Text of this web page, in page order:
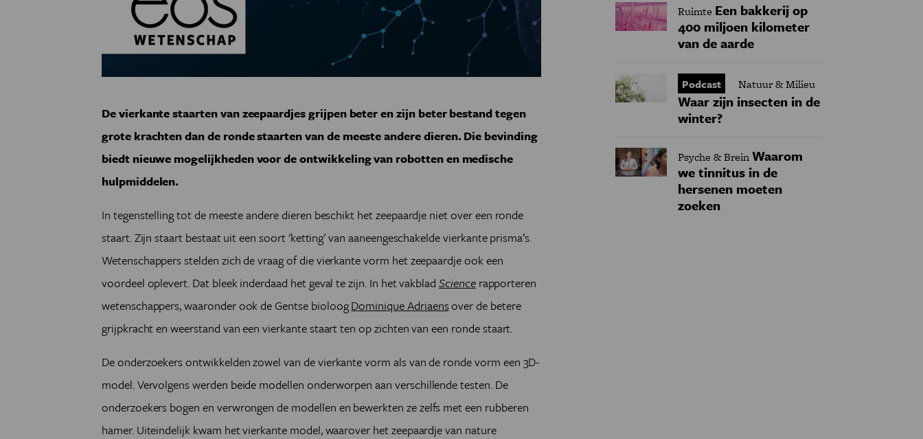
De vierkante staarten van zeepaardjes grijpen beter en zijn beter bestand tegen
grote krachten dan de ronde staarten van de meeste andere dieren. Die bevinding
biedt nieuwe mogelijkheden voor de ontwikkeling van robotten en medische
hulpmiddelen.
In tegenstelling tot de meeste andere dieren beschikt het zeepaardje niet over een ronde
staart. Zijn staart bestaat uit een soort 'ketting' van aaneengeschakelde vierkante prisma’s.
Wetenschappers stelden zich de vraag of die vierkante vorm het zeepaardje ook een
voordeel oplevert. Dat bleek inderdaad het geval te zijn. In het vakbladSciencerapporteren
wetenschappers, waaronder ook de Gentse bioloogDominique Adriaensover de betere
grijpkracht en weerstand van een vierkante staart ten op zichten van een ronde staart.
De onderzoekers ontwikkelden zowel van de vierkante vorm als van de ronde vorm een 3D-
model. Vervolgens werden beide modellen onderworpen aan verschillende testen. De
onderzoekers bogen en verwrongen de modellen en bewerkten ze zelfs met een rubberen
hamer. Uiteindelijk kwam het vierkante model, waarover het zeepaardje van nature
Ruimte Een bakkerij op
400 miljoen kilometer
van de aarde
Podcast Natuur & Milieu
Waar zijn insecten in de
winter?
Psyche & BreinWaarom
we tinnitus in de
hersenen moeten
zoeken